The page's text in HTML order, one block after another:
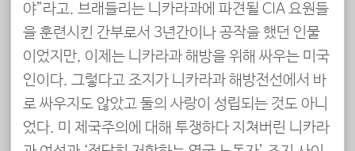
야”라고. 브래들리는 니카라과에 파견될 CIA 요원들
을 훈련시킨 간부로서 3년간이나 공작을 했던 인물
이었지만, 이제는 니카라과 해방을 위해 싸우는 미국
인이다. 그렇다고 조지가 니카라과 해방전선에서 바
로 싸우지도 않았고 둘의 사랑이 성립되는 것도 아니
었다. 미 제국주의에 대해 투쟁하다 지쳐버린 니카라